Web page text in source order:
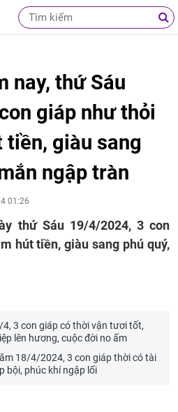
nay, thứ Sáu
giáp như thỏi
tiền, giàu sang
ngập tràn
01:26
thứ Sáu 19/4/2024, 3 con
hút tiền, giàu sang phú quý,
3 con giáp có thời vận tươi tốt,
lên hương, cuộc đời no ấm
18/4/2024, 3 con giáp thời có tài
bội, phúc khí ngập lối